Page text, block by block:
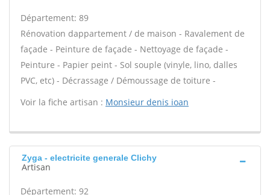
Département: 89
Rénovation dappartement / de maison - Ravalement de
façade - Peinture de façade - Nettoyage de façade -
Peinture - Papier peint - Sol souple (vinyle, lino, dalles
PVC, etc) - Décrassage / Démoussage de toiture -
Voir la fiche artisan : Monsieur denis ioan
Zyga - electricite generale Clichy
Artisan
Département: 92